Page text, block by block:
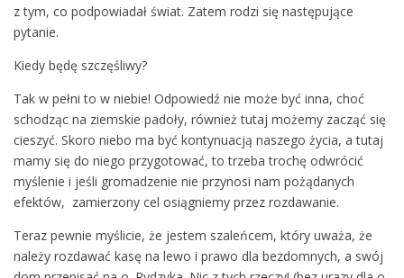
z tym, co podpowiadał świat. Zatem rodzi się następujące
pytanie.
Kiedy będę szczęśliwy?
Tak w pełni to w niebie! Odpowiedź nie może być inna, choć
schodząc na ziemskie padoły, również tutaj możemy zacząć się
cieszyć. Skoro niebo ma być kontynuacją naszego życia, a tutaj
mamy się do niego przygotować, to trzeba trochę odwrócić
myślenie i jeśli gromadzenie nie przynosi nam pożądanych
efektów, zamierzony cel osiągniemy przez rozdawanie.
Teraz pewnie myślicie, że jestem szaleńcem, który uważa, że
należy rozdawać kasę na lewo i prawo dla bezdomnych, a swój